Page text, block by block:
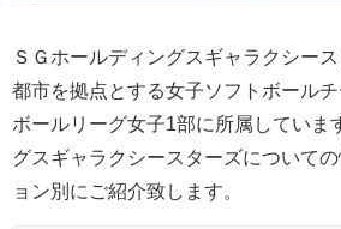
ＳＧホールディングスギャラクシー
都市を拠点とする女子ソフトボール
ボールリーグ女子1部に所属していま
グスギャラクシースターズについて
ョン別にご紹介致します。